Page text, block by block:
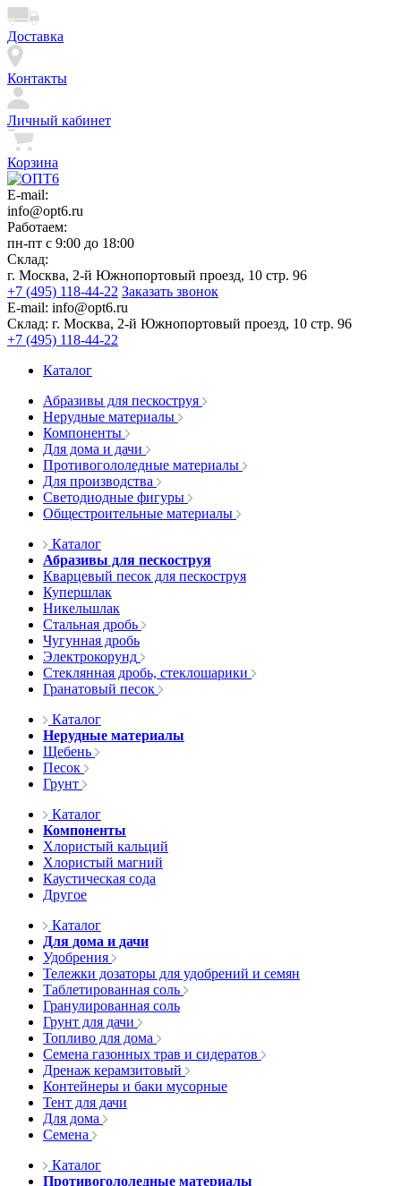
Доставка
Контакты
Личный кабинет
Корзина
E-mail:
info@opt6.ru
Работаем:
пн-пт с 9:00 до 18:00
Склад:
г. Москва, 2-й Южнопортовый проезд, 10 стр. 96
+7 (495) 118-44-22 Заказать звонок
E-mail: info@opt6.ru
Склад: г. Москва, 2-й Южнопортовый проезд, 10 стр. 96
+7 (495) 118-44-22
Каталог
Абразивы для пескоструя
Нерудные материалы
Компоненты
Для дома и дачи
Противогололедные материалы
Для производства
Светодиодные фигуры
Общестроительные материалы
Каталог
Абразивы для пескоструя
Кварцевый песок для пескоструя
Купершлак
Никельшлак
Стальная дробь
Чугунная дробь
Электрокорунд
Стеклянная дробь, стеклошарики
Гранатовый песок
Каталог
Нерудные материалы
Щебень
Песок
Грунт
Каталог
Компоненты
Хлористый кальций
Хлористый магний
Каустическая сода
Другое
Каталог
Для дома и дачи
Удобрения
Тележки дозаторы для удобрений и семян
Таблетированная соль
Гранулированная соль
Грунт для дачи
Топливо для дома
Семена газонных трав и сидератов
Дренаж керамзитовый
Контейнеры и баки мусорные
Тент для дачи
Для дома
Семена
Каталог
Противогололедные материалы